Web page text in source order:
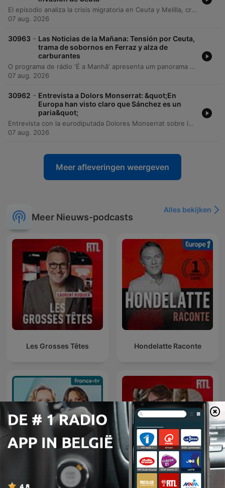
El episodio analiza la crisis migratoria en Ceuta y Melilla, criticando la gestión del Gobierno de España y la falta de respuesta institucional ante la entrada masiva de personas. Se debate sobre las implicaciones políticas de la relación con Marruecos, la dificultad en la identificación de menores y el papel del Rey como símbolo del Estado. Asimismo, se abordan temas de actualidad económica como el desempeño del IBEX 35 y el precio de los combustibles, junto con debates sobre la organización del Mundial de fútbol 2030 y las repercusiones geopolíticas de sus posibles sedes.
07 aug. 2026
30963 - Las Noticias de la Mañana: Tensión por Ceuta,
trama de sobornos en Ferraz y alza de
carburantes
O programa de rádio 'É a Manhã' apresenta um panorama abrangente das principais notícias da Espanha e do cenário internacional em agosto de 2026. A edição aborda tensões políticas na Andaluzia relacionadas à violência doméstica, investigações de corrupção envolvendo o PSOE e debates sobre gestão pública em Madrid. No âmbito internacional, são discutidos os diálogos políticos na Venezuela e a posse de Abelardo de la Espriella na Colômbia. A cobertura inclui ainda atualizações sobre saúde pública, como casos de vírus em Galiza, crises climáticas com incêndios florestais, o aumento nos preços de combustíveis e energia, além de um resumo esportivo detalhando movimentações no mercado de transferências do Real Madrid e Barcelona, bem como as competições de MotoGP e tênis.
07 aug. 2026
30962 - Entrevista a Dolors Monserrat: &quot;En
Europa han visto claro que Sánchez es un
paria&quot;
Entrevista con la eurodiputada Dolores Monserrat sobre la crisis migratoria en Ceuta y la gestión del gobierno de Pedro Sánchez. La invitada analiza la falta de coordinación entre el Estado español y la Unión Europea, señalando que España no ha solicitado los apoyos necesarios de Frontex y que existe una falta de identificación de los individuos presentes en la frontera. La conversación aborda las implicaciones de seguridad nacional e integridad territorial, la necesidad de aplicar la directiva de retornos para menores no vulnerables y la importancia de reforzar la diplomacia migratoria con países terceros como Marruecos. Monserrat critica la postura del gobierno español frente a los mecanismos europeos de protección de fronteras y advierte sobre las posibles consecuencias en el espacio Schengen.
07 aug. 2026
Meer afleveringen weergeven
Meer Nieuws-podcasts
Alles bekijken
Les Grosses Têtes Hondelatte Raconte
C dans l'air Entrez dans l'Histoire